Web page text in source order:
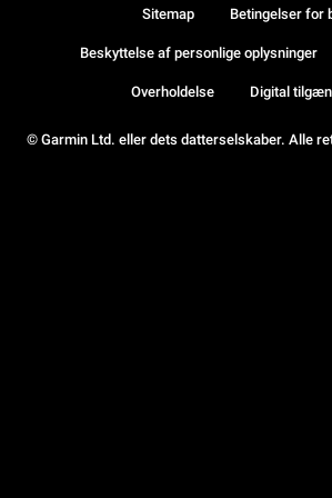
© Garmin Ltd. eller dets datterselskaber. Alle
Sitemap Betingelser for
Beskyttelse af personlige oplysninger
Overholdelse Digital